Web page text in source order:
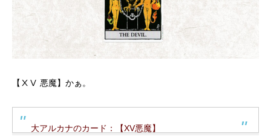
【ⅩⅤ 悪魔】かぁ。
大アルカナのカード：【XV悪魔】